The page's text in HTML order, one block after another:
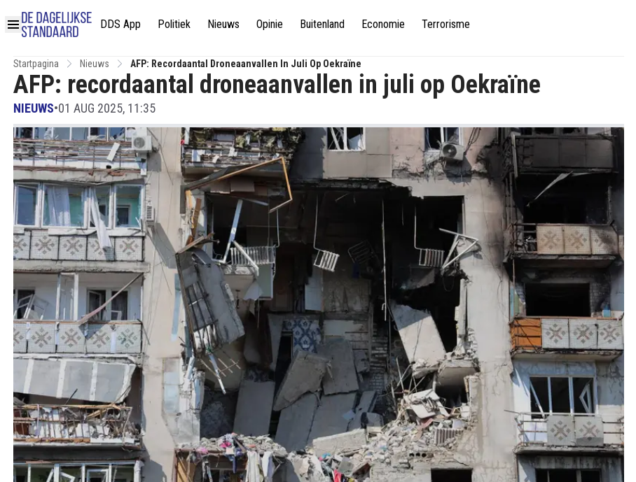
DDS App Politiek Nieuws Opinie Buitenland Economie Terrorisme
Startpagina Nieuws AFP: Recordaantal Droneaanvallen In Juli Op Oekraïne
AFP: recordaantal droneaanvallen in juli op Oekraïne
NIEUWS•01 AUG 2025, 11:35